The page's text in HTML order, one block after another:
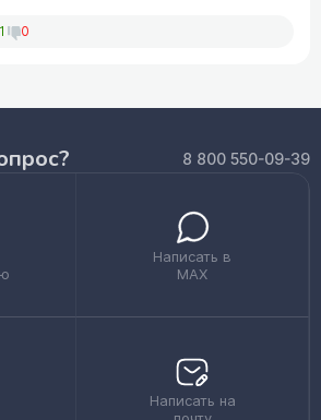
1 0
8 800 550-09-39
Написать в
MAX
Написать на